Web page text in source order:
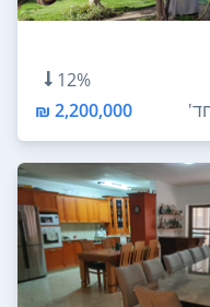
12%
2,200,000 ₪